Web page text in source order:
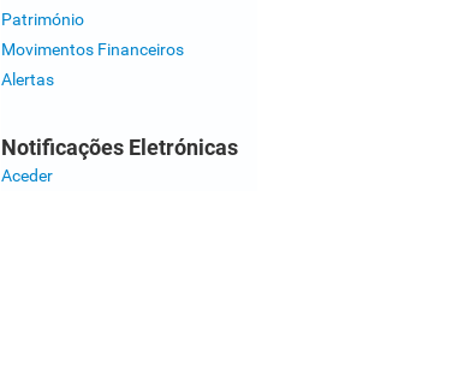
Património
Movimentos Financeiros
Alertas
Notificações Eletrónicas
Aceder